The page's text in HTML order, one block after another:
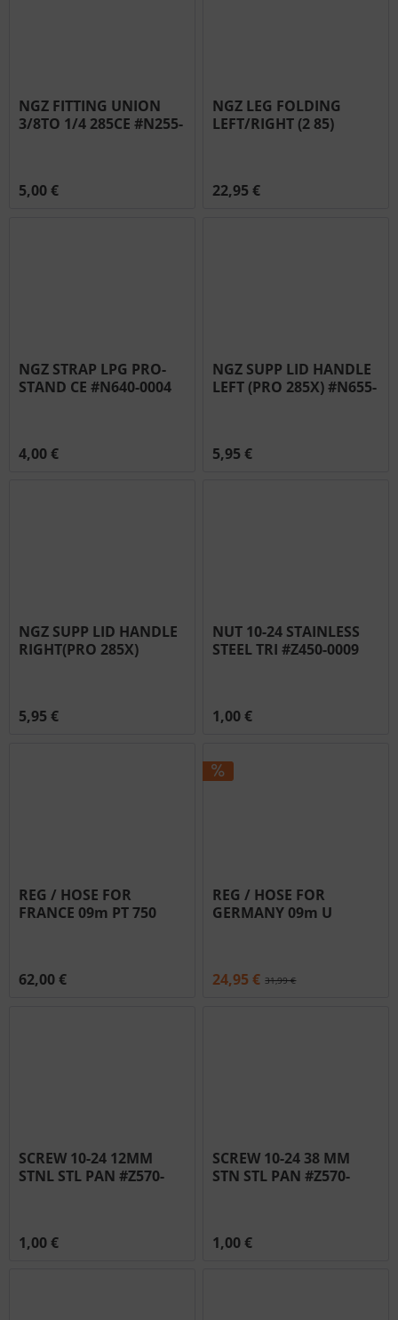
NGZ FITTING UNION
3/8TO 1/4 285CE #N255-
5,00 €
NGZ LEG FOLDING
LEFT/RIGHT (2 85)
22,95 €
NGZ STRAP LPG PRO-
STAND CE #N640-0004
4,00 €
NGZ SUPP LID HANDLE
LEFT (PRO 285X) #N655-
5,95 €
NGZ SUPP LID HANDLE
RIGHT(PRO 285X)
5,95 €
NUT 10-24 STAINLESS
STEEL TRI #Z450-0009
1,00 €
REG / HOSE FOR
FRANCE 09m PT 750
62,00 €
REG / HOSE FOR
GERMANY 09m U
31,99 €
24,95 €
SCREW 10-24 12MM
STNL STL PAN #Z570-
1,00 €
SCREW 10-24 38 MM
STN STL PAN #Z570-
1,00 €